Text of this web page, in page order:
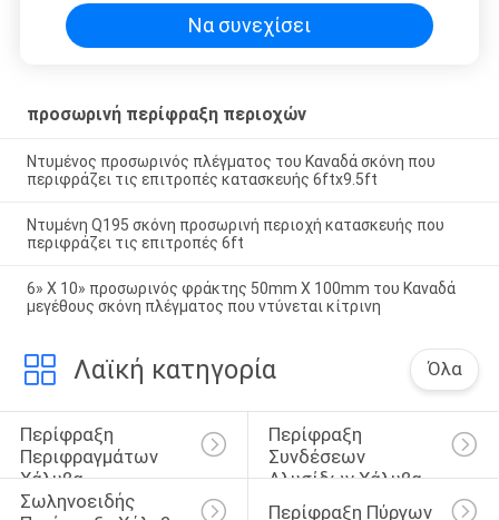
Να συνεχίσει
προσωρινή περίφραξη περιοχών
Ντυμένος προσωρινός πλέγματος του Καναδά σκόνη που
περιφράζει τις επιτροπές κατασκευής 6ftx9.5ft
Ντυμένη Q195 σκόνη προσωρινή περιοχή κατασκευής που
περιφράζει τις επιτροπές 6ft
6» Χ 10» προσωρινός φράκτης 50mm X 100mm του Καναδά
μεγέθους σκόνη πλέγματος που ντύνεται κίτρινη
Λαϊκή κατηγορία Όλα
Περίφραξη
Περιφραγμάτων
Χάλυβα
Περίφραξη
Συνδέσεων
Αλυσίδων Χάλυβα
Σωληνοειδής
Περίφραξη Πύργων